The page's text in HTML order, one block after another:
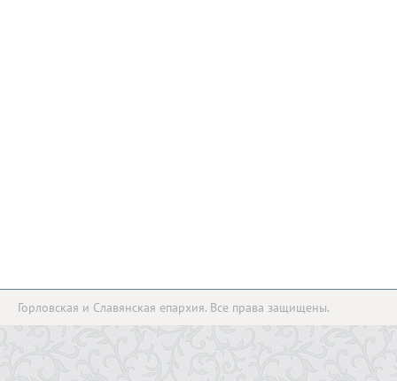
Горловская и Славянская епархия. Все права защищены.